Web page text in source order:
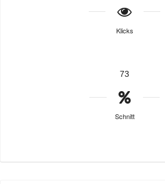
Klicks
73
Schnitt